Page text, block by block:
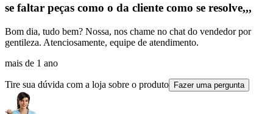
se faltar peças como o da cliente como se resolve,,,
Bom dia, tudo bem? Nossa, nos chame no chat do vendedor por
gentileza. Atenciosamente, equipe de atendimento.
mais de 1 ano
Tire sua dúvida com a loja sobre o produto Fazer uma pergunta